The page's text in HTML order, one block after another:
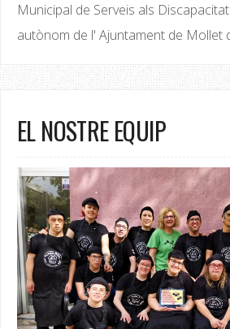
Municipal de Serveis als
autònom de l' Ajuntament de Mollet
EL NOSTRE EQUIP